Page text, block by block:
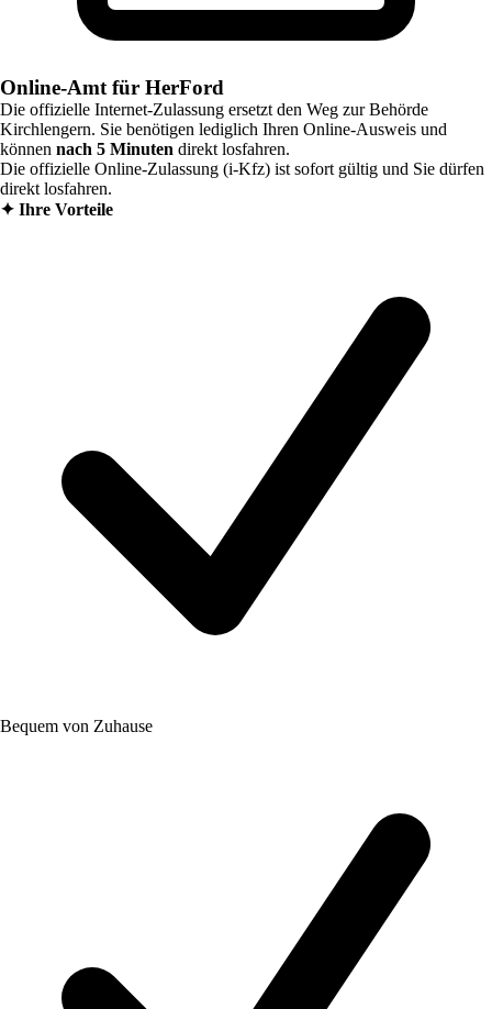
Online-Amt für HerFord
Die offizielle Internet-Zulassung ersetzt den Weg zur Behörde
Kirchlengern. Sie benötigen lediglich Ihren Online-Ausweis und
können nach 5 Minuten direkt losfahren.
Die offizielle Online-Zulassung (i-Kfz) ist sofort gültig und Sie dürfen
direkt losfahren.
✦ Ihre Vorteile
Bequem von Zuhause